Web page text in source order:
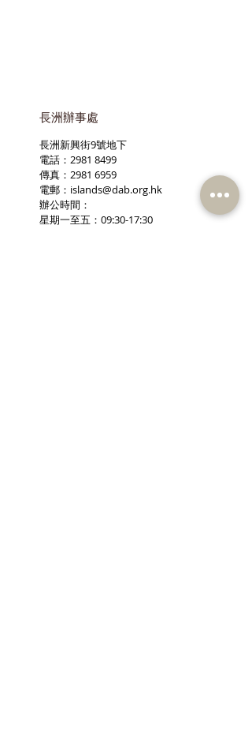
長洲辦事處
長洲新興街9號地下
電話：2981 8499
傳真：2981 6959
電郵： islands@dab.org.hk
辦公時間：
星期一至五：09:30-17:30